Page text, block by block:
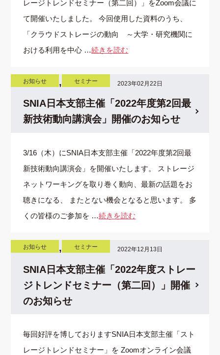
レージトレンドセミナー（第二回）」をZoom会議に
て開催いたしました。 今回使用した資料のうち、
「クラウドストレージの動向 ～大学・研究機関に
おける利用を中心 …続きを読む
お知らせ , セミナー 2023年02月22日
SNIA日本支部主催「2022年度第2回最
新技術動向講演会」開催のお知らせ
3/16（木）にSNIA日本支部主催「2022年度第2回最
新技術動向講演会」を開催いたします。 ストレージ
ネットワーキングを取り巻く動向、最新の話題をお
聴きになる、 またとない機会となると思います。 多
くの皆様のご参加を …続きを読む
お知らせ , セミナー 2022年12月13日
SNIA日本支部主催「2022年度ストレー
ジトレンドセミナー（第二回）」開催
のお知らせ
毎回好評を博しておりますSNIA日本支部主催「スト
レージトレンドセミナー」を Zoomオンライン会議